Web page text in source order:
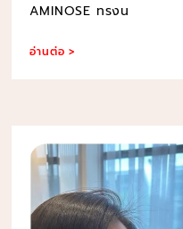
AMINOSE ทรงน
อ่านต่อ >